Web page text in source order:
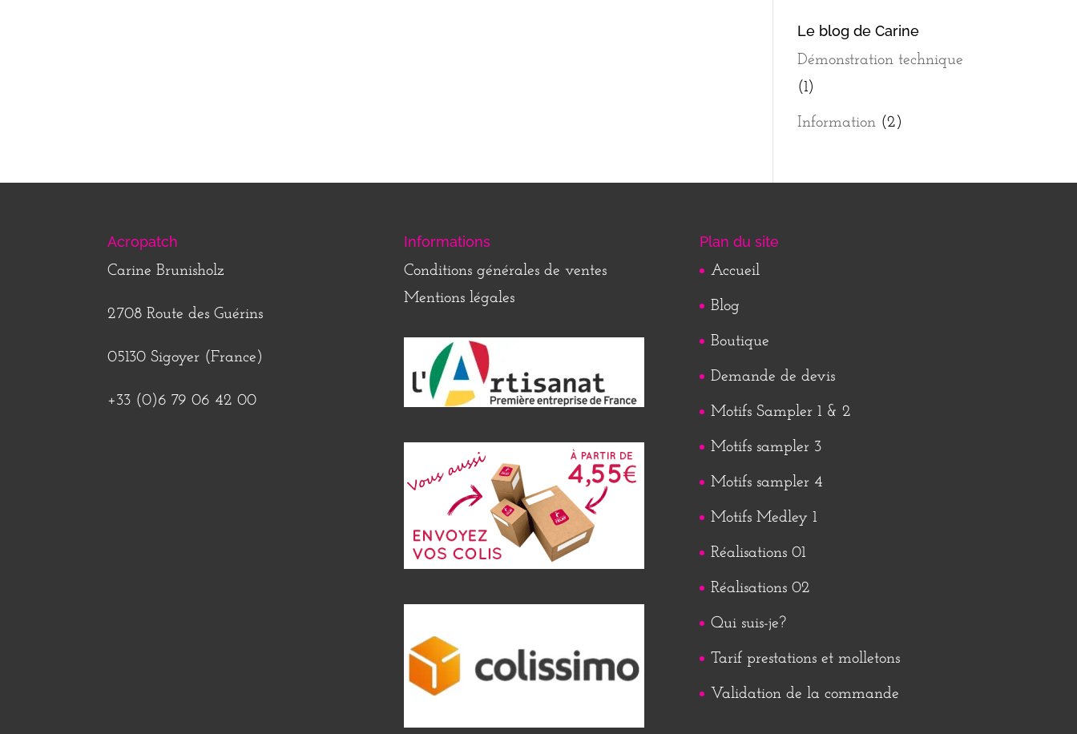
Le blog de Carine
Démonstration technique
(1)
Information(2)
Acropatch
Carine Brunisholz
2708 Route des Guérins
05130 Sigoyer (France)
+33 (0)6 79 06 42 00
Informations
Conditions générales de ventes
Mentions légales
Plan du site
Accueil
Blog
Boutique
Demande de devis
Motifs Sampler 1 & 2
Motifs sampler 3
Motifs sampler 4
Motifs Medley 1
Réalisations 01
Réalisations 02
Qui suis-je?
Tarif prestations et molletons
Validation de la commande